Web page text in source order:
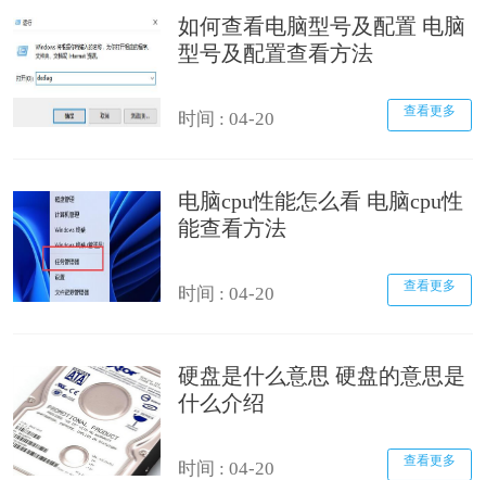
如何查看电脑型号及配置 电脑
型号及配置查看方法
时间 : 04-20 查看更多
电脑cpu性能怎么看 电脑cpu性
能查看方法
时间 : 04-20 查看更多
硬盘是什么意思 硬盘的意思是
什么介绍
时间 : 04-20 查看更多